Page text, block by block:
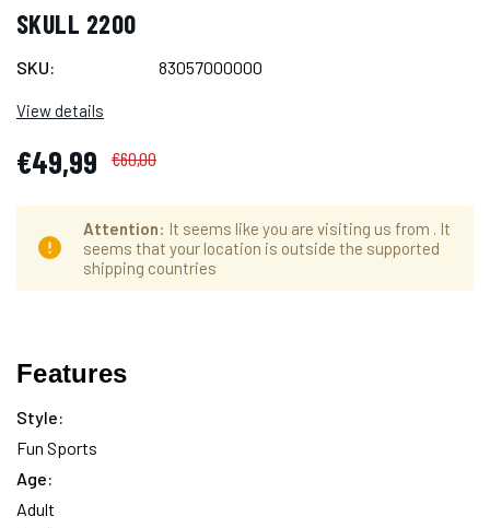
SKULL 2200
SKU: 83057000000
View details
€49,99 €60,00
Attention: It seems like you are visiting us from . It
seems that your location is outside the supported
shipping countries
up!
only
left
Lagerbestand:
Features
Style:
Fun Sports
Age:
Adult